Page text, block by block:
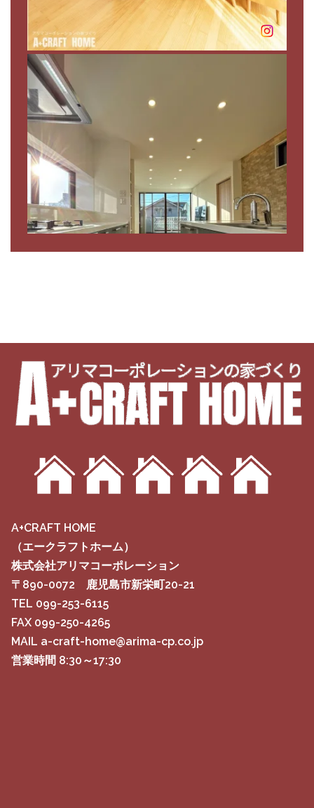
A+CRAFT HOME
（エークラフトホーム）
株式会社アリマコーポレーション
〒890-0072 鹿児島市新栄町20-21
TEL 099-253-6115
FAX 099-250-4265
MAIL a-craft-home@arima-cp.co.jp
営業時間 8:30～17:30